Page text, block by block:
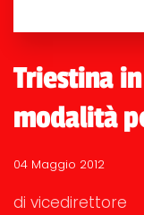
Triestina
modalità
04 Maggio 2012
di vicedirettore